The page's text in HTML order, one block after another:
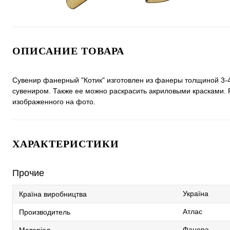
ОПИСАНИЕ ТОВАРА
Сувенир фанерный "Котик" изготовлен из фанеры толщиной
сувениром. Также ее можно раскрасить акриловыми
изображенного на фото.
ХАРАКТЕРИСТИКИ
Прочие
Країна виробництва Україна
Производитель Атлас